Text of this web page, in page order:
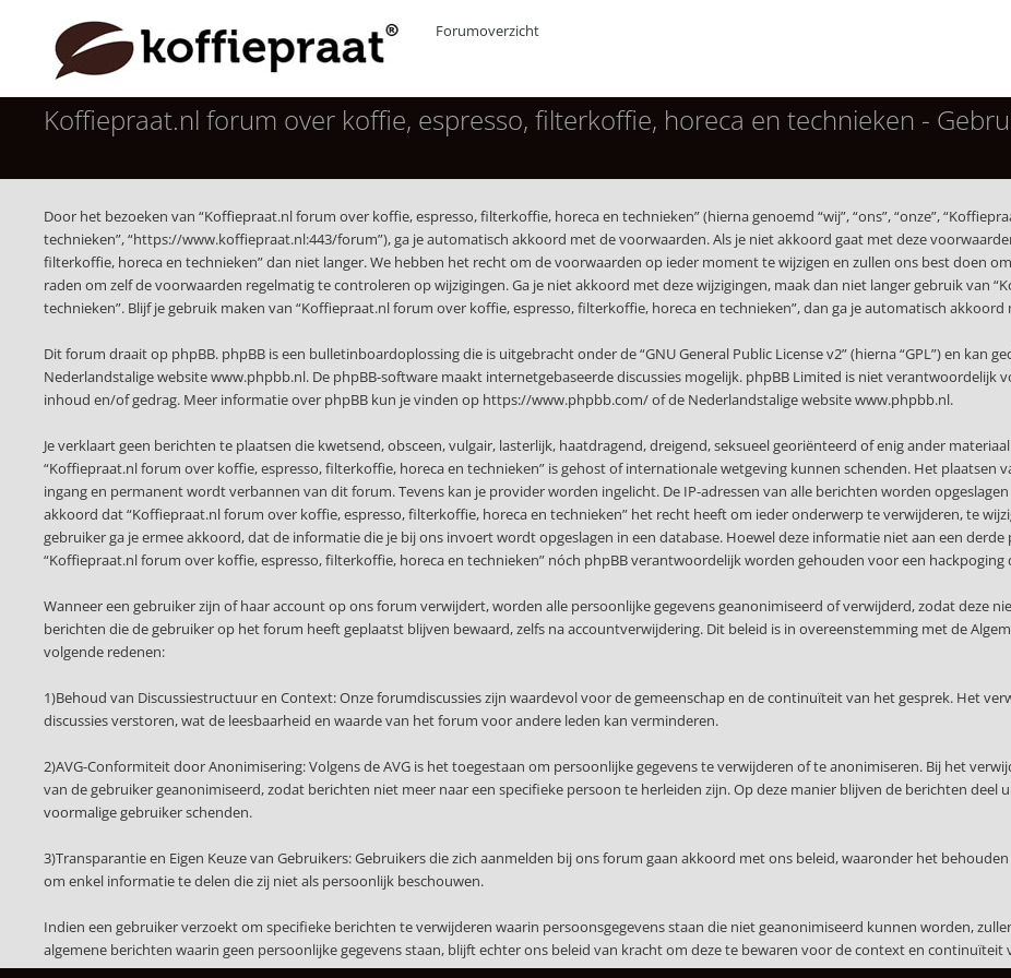
Forumoverzicht
Koffiepraat.nl forum over koffie, espresso, filterkoffie, horeca en technieken -
Door het bezoeken van “Koffiepraat.nl forum over koffie, espresso, filterkoffie, horeca en technieken” (hierna genoemd “wij”, “ons”, “onze”,
technieken”, “https://www.koffiepraat.nl:443/forum”), ga je automatisch akkoord met de voorwaarden. Als je niet akkoord gaat met deze
filterkoffie, horeca en technieken” dan niet langer. We hebben het recht om de voorwaarden op ieder moment te wijzigen en zullen ons best doen
raden om zelf de voorwaarden regelmatig te controleren op wijzigingen. Ga je niet akkoord met deze wijzigingen, maak dan niet langer gebruik van
technieken”. Blijf je gebruik maken van “Koffiepraat.nl forum over koffie, espresso, filterkoffie, horeca en technieken”, dan ga je automatisch
Dit forum draait op phpBB. phpBB is een bulletinboardoplossing die is uitgebracht onder de “GNU General Public License v2” (hierna “GPL”) en kan
Nederlandstalige websitewww.phpbb.nl. De phpBB-software maakt internetgebaseerde discussies mogelijk. phpBB Limited is niet
inhoud en/of gedrag. Meer informatie over phpBB kun je vinden op https://www.phpbb.com/of de Nederlandstalige websitewww.phpbb.nl.
Je verklaart geen berichten te plaatsen die kwetsend, obsceen, vulgair, lasterlijk, haatdragend, dreigend, seksueel georiënteerd of enig ander
“Koffiepraat.nl forum over koffie, espresso, filterkoffie, horeca en technieken” is gehost of internationale wetgeving kunnen schenden. Het
ingang en permanent wordt verbannen van dit forum. Tevens kan je provider worden ingelicht. De IP-adressen van alle berichten worden
akkoord dat “Koffiepraat.nl forum over koffie, espresso, filterkoffie, horeca en technieken” het recht heeft om ieder onderwerp te verwijderen, te
gebruiker ga je ermee akkoord, dat de informatie die je bij ons invoert wordt opgeslagen in een database. Hoewel deze informatie niet aan een
“Koffiepraat.nl forum over koffie, espresso, filterkoffie, horeca en technieken” nóch phpBB verantwoordelijk worden gehouden voor een
Wanneer een gebruiker zijn of haar account op ons forum verwijdert, worden alle persoonlijke gegevens geanonimiseerd of verwijderd, zodat deze
berichten die de gebruiker op het forum heeft geplaatst blijven bewaard, zelfs na accountverwijdering. Dit beleid is in overeenstemming met de
volgende redenen:
1)Behoud van Discussiestructuur en Context: Onze forumdiscussies zijn waardevol voor de gemeenschap en de continuïteit van het gesprek. Het
discussies verstoren, wat de leesbaarheid en waarde van het forum voor andere leden kan verminderen.
2)AVG-Conformiteit door Anonimisering: Volgens de AVG is het toegestaan om persoonlijke gegevens te verwijderen of te anonimiseren. Bij het
van de gebruiker geanonimiseerd, zodat berichten niet meer naar een specifieke persoon te herleiden zijn. Op deze manier blijven de berichten deel
voormalige gebruiker schenden.
3)Transparantie en Eigen Keuze van Gebruikers: Gebruikers die zich aanmelden bij ons forum gaan akkoord met ons beleid, waaronder het
om enkel informatie te delen die zij niet als persoonlijk beschouwen.
Indien een gebruiker verzoekt om specifieke berichten te verwijderen waarin persoonsgegevens staan die niet geanonimiseerd kunnen worden,
algemene berichten waarin geen persoonlijke gegevens staan, blijft echter ons beleid van kracht om deze te bewaren voor de context en continuïteit